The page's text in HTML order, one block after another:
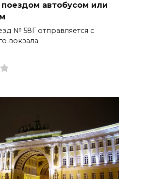
автобусом или
№ 58Г отправляется с
вокзала